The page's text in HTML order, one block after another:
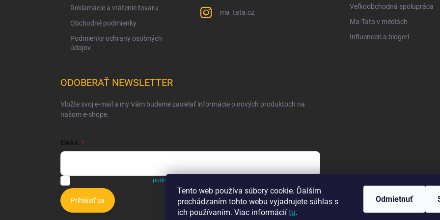
Tento web používa súbory cookie. Ďalším
prechádzaním tohto webu vyjadrujete súhlas s
ich používaním. Viac informácií tu.
Odmietnuť
Reklamácie a vrátenie tovaru
Obchodné podmienky
Podmienky ochrany osobných
údajov
ma_tata.cz
Veľkoobchodná spolupráca
Ma-Tata v médiách
Influenceri a blogeri
ODOBERAŤ NEWSLETTER
Vložte svoj e-mail a my Vám budeme zasielať informácie o nových produktoch na
našom e-shope.
EMAIL
podmienkami ochrany osobných údajov
Prihlásiť sa